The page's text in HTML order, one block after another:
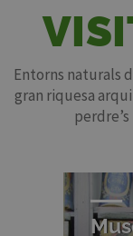
Entorns naturals
gran riquesa